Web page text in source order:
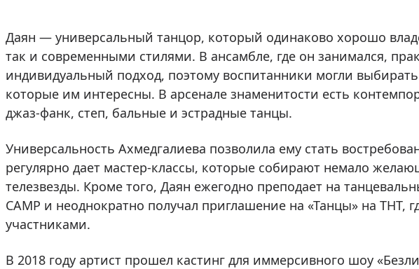
Даян — универсальный танцор, который одинаково хорошо
так и современными стилями. В ансамбле, где он занимался,
индивидуальный подход, поэтому воспитанники могли
которые им интересны. В арсенале знаменитости есть
джаз-фанк, степ, бальные и эстрадные танцы.
Универсальность Ахмедгалиева позволила ему стать
регулярно дает мастер-классы, которые собирают немало
телезвезды. Кроме того, Даян ежегодно преподает на
CAMP и неоднократно получал приглашение на «Танцы» на ТНТ,
участниками.
В 2018 году артист прошел кастинг для иммерсивного шоу